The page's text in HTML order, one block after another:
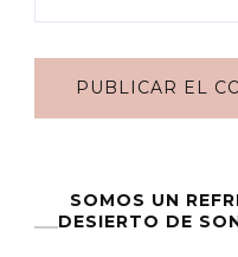
SOMOS UN
DESIERTO DE